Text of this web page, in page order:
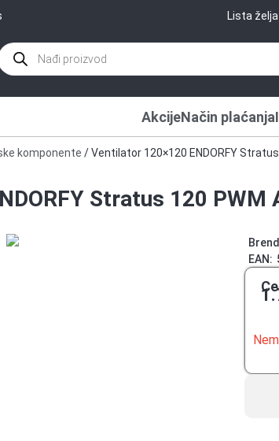
Lista želja
AkcijeNačin plaćanja
komponente / Ventilator 120×120 ENDORFY
Stratus 120
EAN: